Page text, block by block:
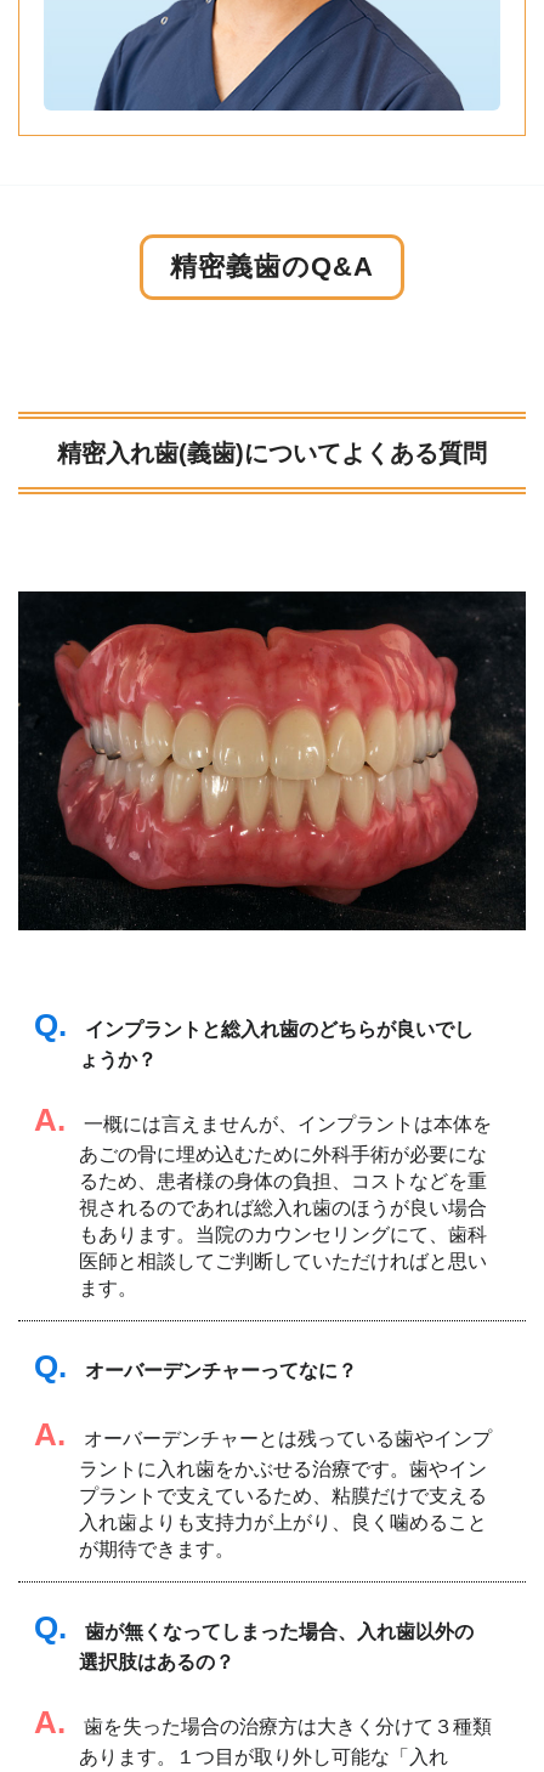
精密義歯のQ&A
精密入れ歯(義歯)についてよくある質問
Q.
インプラントと総入れ歯のどちらが良いでし
ょうか？
A.
一概には言えませんが、インプラントは本体を
あごの骨に埋め込むために外科手術が必要にな
るため、患者様の身体の負担、コストなどを重
視されるのであれば総入れ歯のほうが良い場合
もあります。当院のカウンセリングにて、歯科
医師と相談してご判断していただければと思い
ます。
Q. オーバーデンチャーってなに？
A.
オーバーデンチャーとは残っている歯やインプ
ラントに入れ歯をかぶせる治療です。歯やイン
プラントで支えているため、粘膜だけで支える
入れ歯よりも支持力が上がり、良く噛めること
が期待できます。
Q.
歯が無くなってしまった場合、入れ歯以外の
選択肢はあるの？
A.
歯を失った場合の治療方は大きく分けて３種類
あります。１つ目が取り外し可能な「入れ